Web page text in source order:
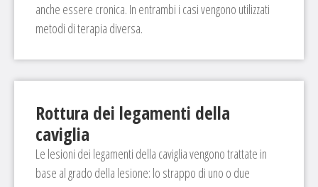
anche essere cronica. In entrambi i casi vengono utilizzati
metodi di terapia diversa.
Rottura dei legamenti della
caviglia
Le lesioni dei legamenti della caviglia vengono trattate in
base al grado della lesione: lo strappo di uno o due